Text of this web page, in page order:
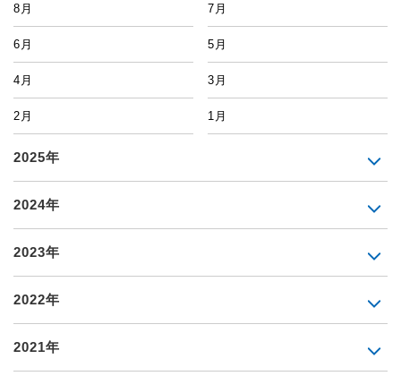
8月 7月
6月 5月
4月 3月
2月 1月
2025年
2024年
2023年
2022年
2021年